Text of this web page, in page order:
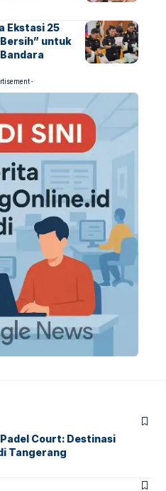
Ekstasi 25
untuk
-
Court: Destinasi
Tangerang